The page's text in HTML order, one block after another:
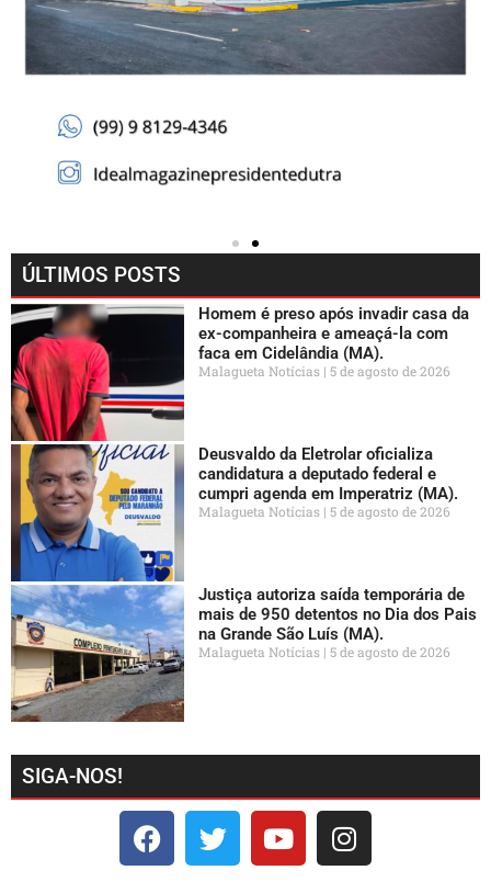
ÚLTIMOS POSTS
Homem é preso após invadir casa da
ex-companheira e ameaçá-la com
faca em Cidelândia (MA).
Malagueta Notícias 5 de agosto de 2026
Deusvaldo da Eletrolar oficializa
candidatura a deputado federal e
cumpri agenda em Imperatriz (MA).
Malagueta Notícias 5 de agosto de 2026
Justiça autoriza saída temporária de
mais de 950 detentos no Dia dos Pais
na Grande São Luís (MA).
Malagueta Notícias 5 de agosto de 2026
SIGA-NOS!